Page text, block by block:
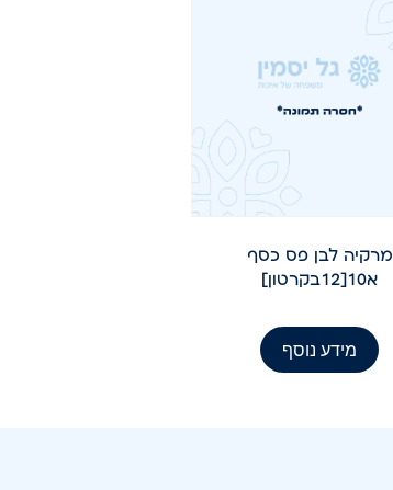
מרקיה לבן פס כסף
א10[12בקרטון]
מידע נוסף